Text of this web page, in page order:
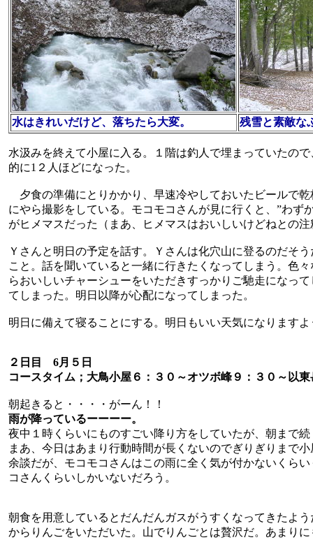
水はきれいだけど、落ちたら大変。 残雪と素敵な
水汲みを終えて小屋に入る。１階は釣人で埋まっていたの
的に1２人ほどになった。
夕食の準備にとりかかり、早速冷やしておいたビールで
にやら撮影をしている。モコモコさんが見に行くと、”わ
がヒメマスだった（まあ、ヒメマスはおいしいけどねとの
Ｙさんと明日の予定を話す。Ｙさんは化穴山に登るのだそ
こと。話を聞いていると一緒に行きたくなってしまう。色
らおいしいチャーシューをいただきすっかりご馳走になっ
てしまった。明日以降が心配になってしまった。
明日に備えて寝ることにする。明日もいい天気になりますよ
２日目 6月５日
コースタイム；大鳥小屋６：３０～オツボ峰９：３０～以
朝起きると・・・・がーん！！
雨が降っているーーーー。
夜中１時くらいにものすごい降り方をしていたが、朝まで
まあ、今日はあまり行動時間が長くないのでぎりぎりまで
余談だが、モコモコさんはこの雨に全く気が付かないくら
コさんくらいしかいないだろう。
朝食を用意しているとだんだんガスがうすくなってきたよ
からりんごをいただいた。山でりんごとは贅沢だ。あまり